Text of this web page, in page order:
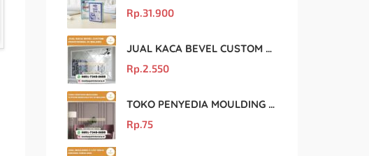
Rp.31.900
JUAL KACA BEVEL CUSTOM PROFESIONAL DI MALANG
Rp.2.550
TOKO PENYEDIA MOULDING GYPSUM BERKUALITAS DI MALANG
Rp.75